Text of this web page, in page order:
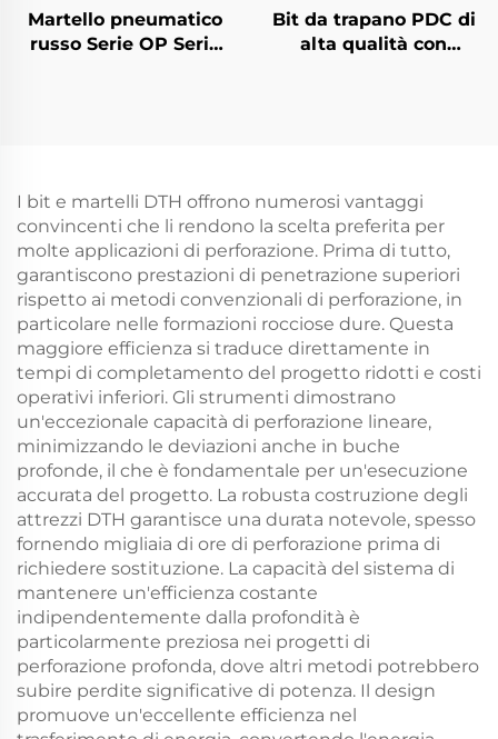
Martello pneumatico
russo Serie OP Serie
Bit da trapano PDC di
alta qualità con
I bit e martelli DTH offrono numerosi vantaggi
convincenti che li rendono la scelta preferita per
molte applicazioni di perforazione. Prima di tutto,
garantiscono prestazioni di penetrazione superiori
rispetto ai metodi convenzionali di perforazione, in
particolare nelle formazioni rocciose dure. Questa
maggiore efficienza si traduce direttamente in
tempi di completamento del progetto ridotti e costi
operativi inferiori. Gli strumenti dimostrano
un'eccezionale capacità di perforazione lineare,
minimizzando le deviazioni anche in buche
profonde, il che è fondamentale per un'esecuzione
accurata del progetto. La robusta costruzione degli
attrezzi DTH garantisce una durata notevole, spesso
fornendo migliaia di ore di perforazione prima di
richiedere sostituzione. La capacità del sistema di
mantenere un'efficienza costante
indipendentemente dalla profondità è
particolarmente preziosa nei progetti di
perforazione profonda, dove altri metodi potrebbero
subire perdite significative di potenza. Il design
promuove un'eccellente efficienza nel